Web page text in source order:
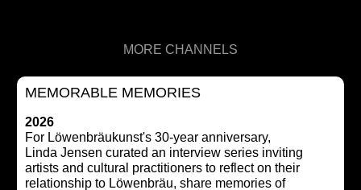
MORE CHANNELS
MEMORABLE MEMORIES
2026
For Löwenbräukunst's 30-year anniversary,
Linda Jensen curated an interview series inviting
artists and cultural practitioners to reflect on their
relationship to Löwenbräu, share memories of